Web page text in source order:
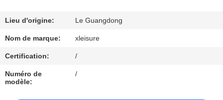
REQUEST
A
QUOTE
Lieu d'origine: Le Guangdong
Nom de marque: xleisure
Certification: /
Numéro de
modèle:
/